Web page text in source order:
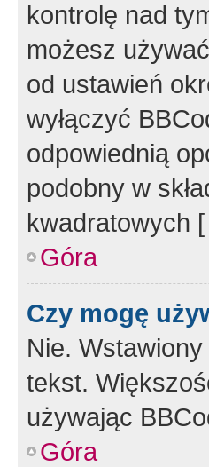
kontrolę nad
możesz
od ustawień
wyłączyć
odpowiednią
podobny w
kwadratowych
Góra
Czy mogę
Nie.
tekst.
używając
Góra